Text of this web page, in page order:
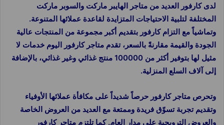
لدى كارفور العديد من متاجر الهايبر ماركت والسوبر ماركت
المختلفة لتلبية الاحتياجات المتزايدة لقاعدة عملائها المتنوعة.
وتماشياً مع التزام كارفور بتقديم أكبر مجموعة من المنتجات عالية
الجودة والقيمة مقارنةً بالسعر، تقدم متاجر كارفور اليوم خدمات لا
مثيل لها بتوفير أكثر من 100000 منتج غذائي وغير غذائي، بالإضافة
إلى آلاف السلع المنزلية.
وتحرص متاجر كارفور حرصاً شديداً على مكافأة عملائها الأوفياء
وتقديم تجربة تسوّق فريدة وممتعة مع العديد من العروض الخاصة
والعروض الترويجية على مدار العام. كما تلتزم متاجر كارفور